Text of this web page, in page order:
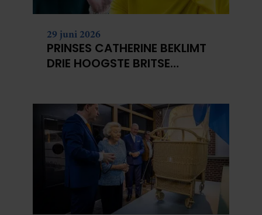
29 juni 2026
PRINSES CATHERINE BEKLIMT
DRIE HOOGSTE BRITSE